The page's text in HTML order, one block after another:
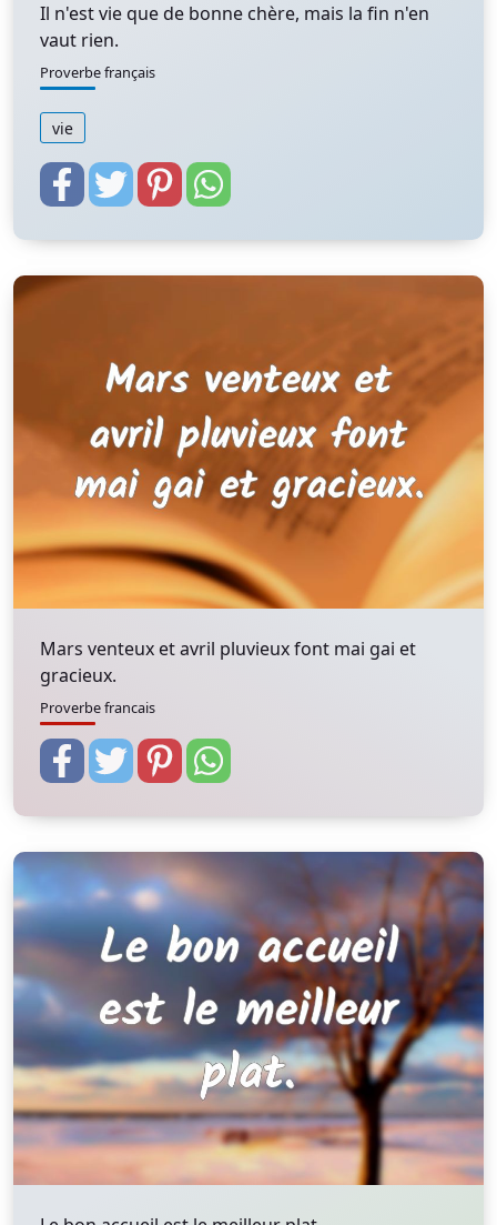
Il n'est vie que de bonne chère, mais la fin n'en
vaut rien.
Proverbe français
vie
Mars venteux et avril pluvieux font mai gai et
gracieux.
Proverbe francais